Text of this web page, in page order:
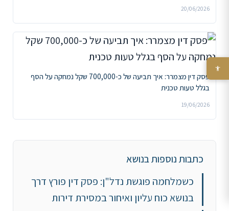
20/06/2026
פסק דין מצמרר: איך תביעה של כ-700,000 שקל נמחקה על הסף
בגלל טעות טכנית
19/06/2026
כתבות נוספות בנושא
כשמלחמה פוגשת נדל"ן: פסק דין פורץ דרך
בנושא כוח עליון ואיחור במסירת דירות